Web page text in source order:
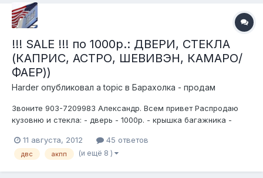
!!! SALE !!! по 1000р.: ДВЕРИ, СТЕКЛА
(КАПРИС, АСТРО, ШЕВИВЭН, КАМАРО/
ФАЕР))
Harder опубликовал a topic в Барахолка - продам
Звоните 903-7209983 Александр. Всем привет Распродаю
кузовню и стекла: - дверь - 1000р. - крышка багажника -
стекло (каприс, фаер/камаро) - 2500р. - капот 1000 - 1500
(есть на фаер 3ген, Астро, Шевивэн, Каприс) Также много
11 августа, 2012 45 ответов
двс акпп (и ещё 8 )